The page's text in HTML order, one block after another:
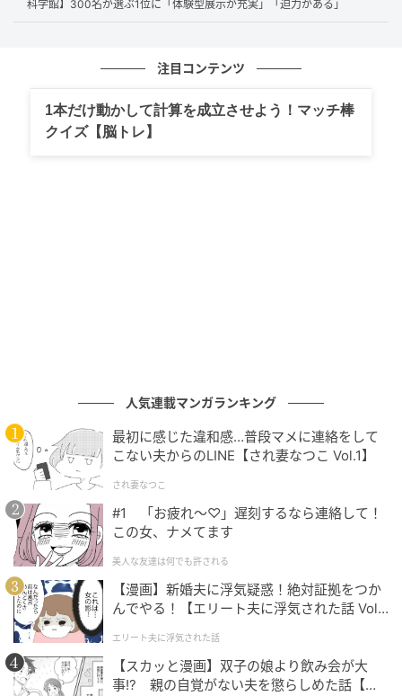
ユニクロは、感動ジャケットや感動パンツといったシ
リーズをはじめ、洗濯機で気軽に洗えるアイテムが揃
価格が手ごろで家庭でも洗濯できるので衛生的です。ストレッ
チも効いているので動きやすいのも特徴です。（51歳/女性）
感動ジャケット、パンツは自宅で洗濯できてお手入れがかなり
楽です。お値段もリーズナブルで、サイズ感をしっかり選べば
ビジネスにもしっかり使えると思います。（43歳/女性）
第1位：AOKI（150票）
そして第1位は、「 AOKI」でした。
科学館】300名が選ぶ1位に「体験型展示が充実」「迫力がある」
注目コンテンツ
1本だけ動かして計算を成立させよう！マッチ棒
クイズ【脳トレ】
人気連載マンガランキング
最初に感じた違和感…普段マメに連絡をして
こない夫からのLINE【され妻なつこ Vol.1】
され妻なつこ
#1 「お疲れ〜♡」遅刻するなら連絡して！
この女、ナメてます
美人な友達は何でも許される
【漫画】新婚夫に浮気疑惑！絶対証拠をつか
んでやる！【エリート夫に浮気された話 Vol.
エリート夫に浮気された話
【スカッと漫画】双子の娘より飲み会が大
事!? 親の自覚がない夫を懲らしめた話【第1